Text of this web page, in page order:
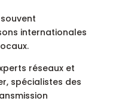
internationales
réseaux et
spécialistes des